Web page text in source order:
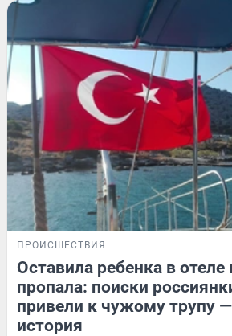
ПРОИСШЕСТВИЯ
Оставила ребенка в отеле
пропала: поиски
привели к чужому трупу
история